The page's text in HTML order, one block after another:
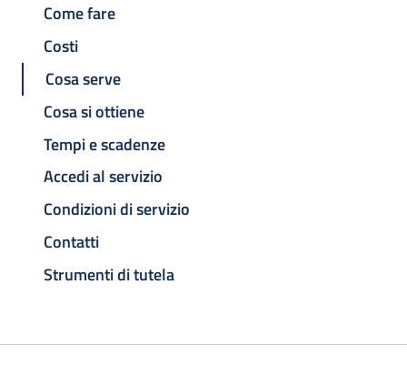
Come fare
Costi
Cosa serve
Cosa si ottiene
Tempi e scadenze
Accedi al servizio
Condizioni di servizio
Contatti
Strumenti di tutela